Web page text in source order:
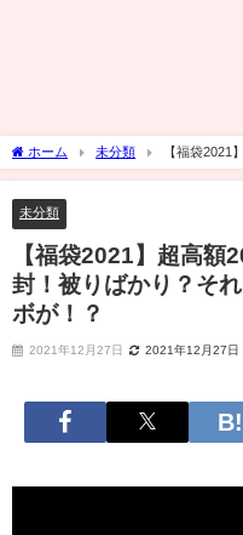
ホーム 未分類
【福袋2021
かり？それともあのハイブランドコラ
未分類
【福袋2021】超高額
封！被りばかり？そ
ボが！？
2021年12月27日 2021年12月27日